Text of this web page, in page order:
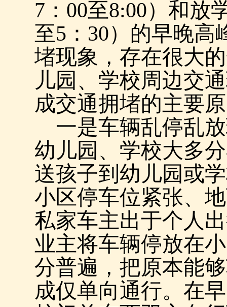
7 ： 00至8:00）和放
至5 ： 30）的早晚高
堵现象， 存在很大
儿园、学校周边交
成交通拥堵的主要
一是车辆乱停乱
幼儿园、学校大多
送孩子到幼儿园或
小区停车位紧张、
私家车主出于个人
业主将车辆停放在
分普遍，把原本能
成仅单向通行。在